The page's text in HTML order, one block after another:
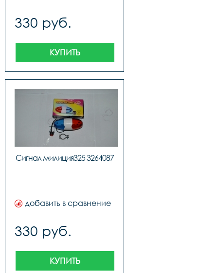
330 руб.
КУПИТЬ
Сигнал милиция325 3264087
добавить в сравнение
330 руб.
КУПИТЬ